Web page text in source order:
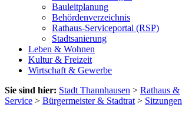
Bauleitplanung
Behördenverzeichnis
Rathaus-Serviceportal (RSP)
Stadtsanierung
Leben & Wohnen
Kultur & Freizeit
Wirtschaft & Gewerbe
Sie sind hier: Stadt Thannhausen > Rathaus &
Service > Bürgermeister & Stadtrat > Sitzungen